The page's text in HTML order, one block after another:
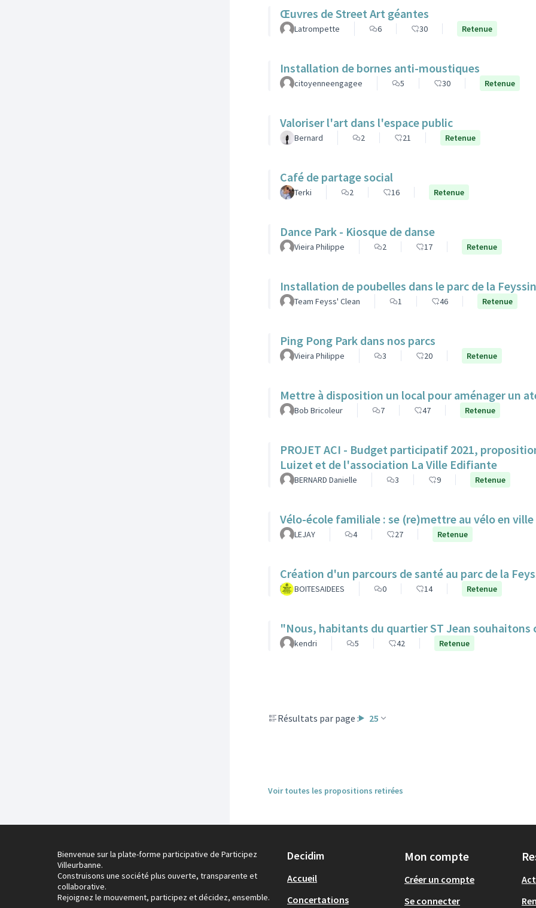
Œuvres de Street Art géantes
Latrompette 6 30 Retenue
Installation de bornes anti-moustiques
citoyenneengagee 5 30 Retenue
Valoriser l'art dans l'espace public
Bernard 2 21 Retenue
Café de partage social
Terki 2 16 Retenue
Dance Park - Kiosque de danse
Vieira Philippe 2 17 Retenue
Installation de poubelles dans le parc de la
Team Feyss' Clean 1 46 Retenue
Ping Pong Park dans nos parcs
Vieira Philippe 3 20 Retenue
Mettre à disposition un local pour aménager un
Bob Bricoleur 7 47 Retenue
PROJET ACI - Budget participatif 2021,
Luizet et de l'association La Ville Edifiante
BERNARD Danielle 3 9 Retenue
Vélo-école familiale : se (re)mettre au vélo en ville
LEJAY 4 27 Retenue
Création d'un parcours de santé au parc de la
BOITESAIDEES 0 14 Retenue
"Nous, habitants du quartier ST Jean
kendri 5 42 Retenue
Résultats par page : 25
Voir toutes les propositions retirées
Bienvenue sur la plate-forme participative de Participez
Villeurbanne.
Construisons une société plus ouverte, transparente et
collaborative.
Rejoignez le mouvement, participez et décidez, ensemble.
Decidim
Accueil
Concertations
Mon compte
Créer un compte
Se connecter